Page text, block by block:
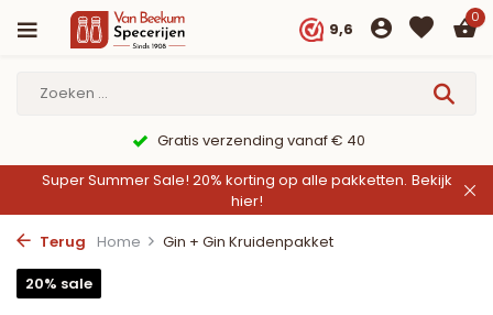
9,6
0
9,6/10 Webwinkelkeur ✔
Super Summer Sale! 20% korting op alle pakketten. Bekijk
hier!
Terug
Home
Gin + Gin Kruidenpakket
20% sale